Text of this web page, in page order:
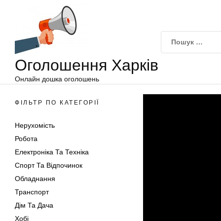
Оголошення Харків
Онлайн дошка оголошень
ФІЛЬТР ПО КАТЕГОРІЇ
Нерухомість
Робота
Електроніка Та Техніка
Спорт Та Відпочинок
Обладнання
Транспорт
Дім Та Дача
Хобі